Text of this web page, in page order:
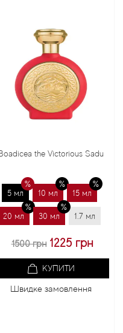
the Victorious Sadu
10 мл 15 мл
30 мл 1.7 мл
грн 1225 грн
КУПИТИ
замовлення